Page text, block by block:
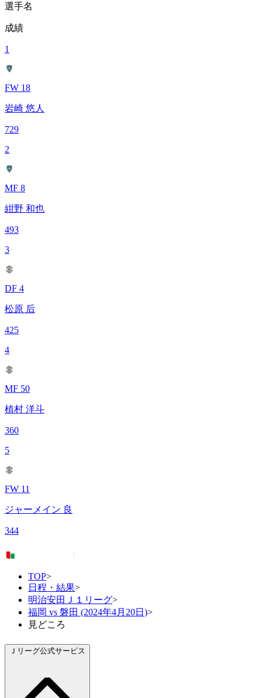
選手名
成績
1
FW 18
岩崎 悠人
729
2
MF 8
紺野 和也
493
3
DF 4
松原 后
425
4
MF 50
植村 洋斗
360
5
FW 11
ジャーメイン 良
344
TOP>
日程・結果>
明治安田Ｊ１リーグ>
福岡 vs 磐田 (2024年4月20日)>
見どころ
Ｊリーグ公式サービス